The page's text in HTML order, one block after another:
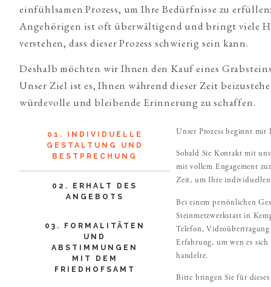
einfühlsamen Prozess, um Ihre Bedürfnisse zu
Angehörigen ist oft überwältigend und bringt viele
verstehen, dass dieser Prozess schwierig sein kann.
Deshalb möchten wir Ihnen den Kauf eines
Unser Ziel ist es, Ihnen während dieser Zeit
würdevolle und bleibende Erinnerung zu schaffen.
01. INDIVIDUELLE
GESTALTUNG UND
BESTPRECHUNG
02. ERHALT DES
ANGEBOTS
03. FORMALITÄTEN
UND
ABSTIMMUNGEN
MIT DEM
FRIEDHOFSAMT
Unser Prozess beginnt mit
Sobald Sie Kontakt mit
mit vollem Engagement
Zeit, um Ihre individuellen
Bei einem persönlichen
Steinmetzwerkstatt in
Telefon,
Erfahrung, um wen es sich
handelte.
Bitte bringen Sie für